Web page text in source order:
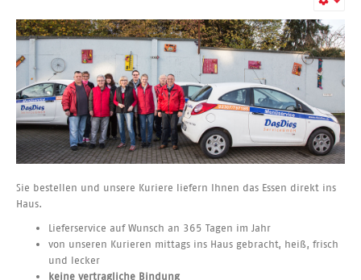
Sie bestellen und unsere Kuriere liefern Ihnen das Essen direkt ins
Haus.
Lieferservice auf Wunsch an 365 Tagen im Jahr
von unseren Kurieren mittags ins Haus gebracht, heiß, frisch
und lecker
keine vertragliche Bindung